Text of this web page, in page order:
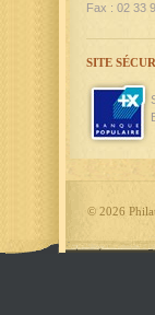
Fax : 02 33
SITE
© 2026